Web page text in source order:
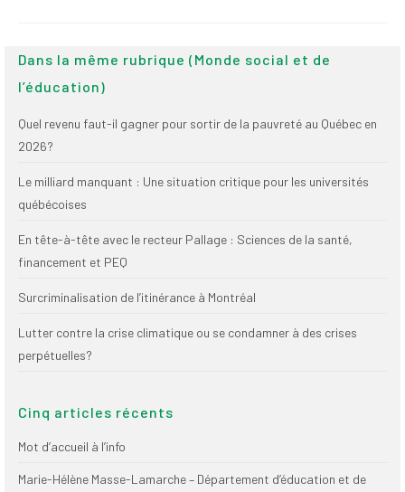
(FNEEQ)
Nouvelles du
SPPEUQAM
Communiqués
Dans la même rubrique (Monde social et de
l’éducation)
Quel revenu faut-il gagner pour sortir de la pauvreté au Québec en
2026?
Le milliard manquant : Une situation critique pour les universités
québécoises
En tête-à-tête avec le recteur Pallage : Sciences de la santé,
financement et PEQ
Surcriminalisation de l’itinérance à Montréal
Lutter contre la crise climatique ou se condamner à des crises
perpétuelles?
Cinq articles récents
Mot d’accueil à l’info
Marie-Hélène Masse-Lamarche – Département d’éducation et de